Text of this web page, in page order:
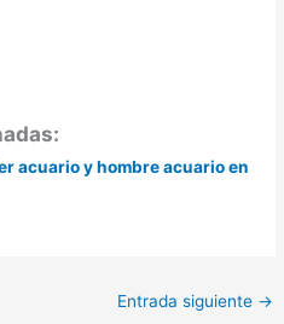
acuario y hombre acuario en
Entrada siguiente →